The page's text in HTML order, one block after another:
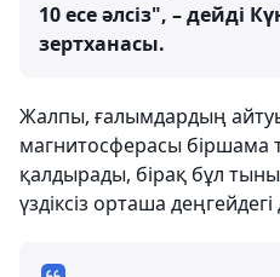
10 есе әлсіз", – дейді
зертханасы.
Жалпы, ғалымдардың
магнитосферасы біршама
қалдырады, бірақ бұл
үздіксіз орташа